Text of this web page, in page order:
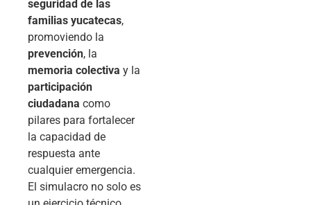
seguridad de las
familias yucatecas,
promoviendo la
prevención, la
memoria colectiva y la
participación
ciudadana como
pilares para fortalecer
la capacidad de
respuesta ante
cualquier emergencia.
El simulacro no solo es